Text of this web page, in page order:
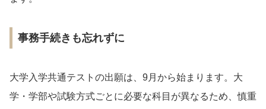
事務手続きも忘れずに
大学入学共通テストの出願は、9月から始まります。大
学・学部や試験方式ごとに必要な科目が異なるため、慎重